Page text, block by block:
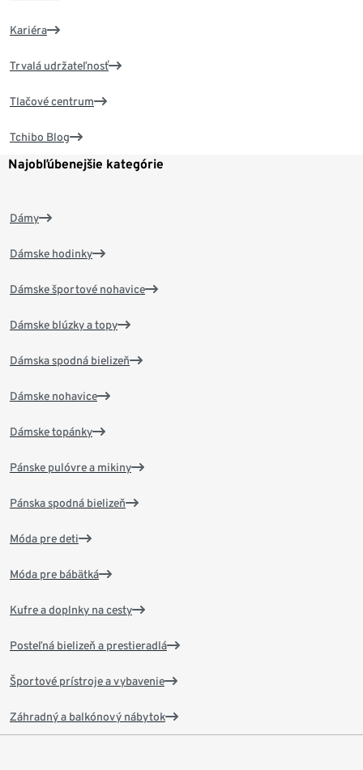
Kariéra
Trvalá udržateľnosť
Tlačové centrum
Tchibo Blog
Najobľúbenejšie kategórie
Dámy
Dámske hodinky
Dámske športové nohavice
Dámske blúzky a topy
Dámska spodná bielizeň
Dámske nohavice
Dámske topánky
Pánske pulóvre a mikiny
Pánska spodná bielizeň
Móda pre deti
Móda pre bábätká
Kufre a doplnky na cesty
Posteľná bielizeň a prestieradlá
Športové prístroje a vybavenie
Záhradný a balkónový nábytok